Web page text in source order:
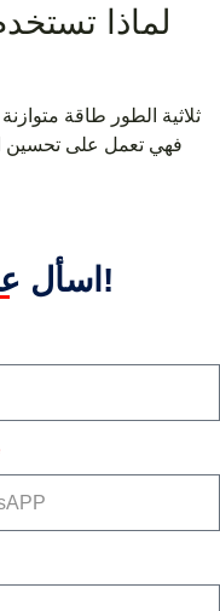
لماذا
فهي تعمل على تحسين
اسأل عن الاقتباس الآن!